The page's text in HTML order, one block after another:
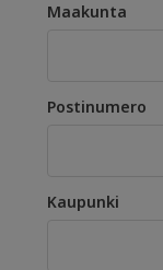
Maakunta
Postinumero
Kaupunki